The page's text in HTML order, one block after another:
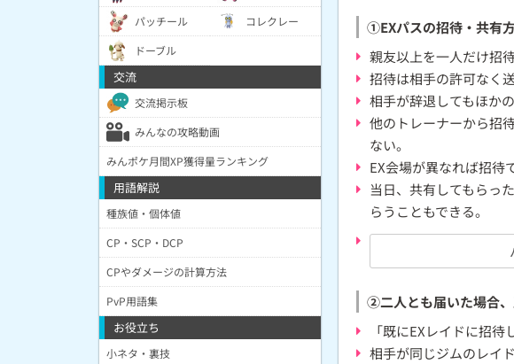
①EXパスの招待・共有
親友以上を一人だけ招
招待は相手の許可なく
相手が辞退してもほか
他のトレーナーから招
ない。
EX会場が異なれば招待
当日、共有してもらっ
らうこともできる。
②二人とも届いた場合
「既にEXレイドに招待
相手が同じジムのレイ
パッチール
コレクレー
ドーブル
交流
交流掲示板
みんなの攻略動画
みんポケ月間XP獲得量ランキング
用語解説
種族値・個体値
CP・SCP・DCP
CPやダメージの計算方法
PvP用語集
お役立ち
小ネタ・裏技